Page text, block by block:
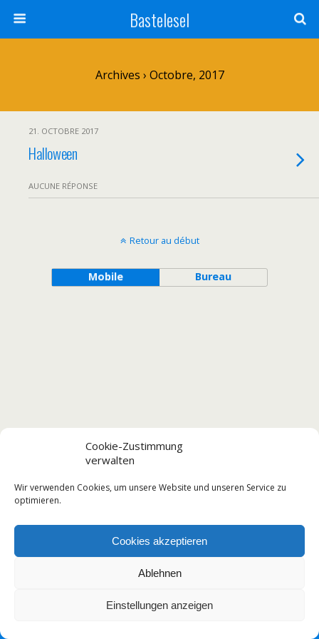
Cookie-Zustimmung
verwalten
Wir verwenden Cookies, um unsere Website und unseren Service zu
optimieren.
Cookies akzeptieren
Ablehnen
Einstellungen anzeigen
Bastelesel
Archives › Octobre, 2017
21. OCTOBRE 2017
Halloween
AUCUNE RÉPONSE
Retour au début
Mobile Bureau